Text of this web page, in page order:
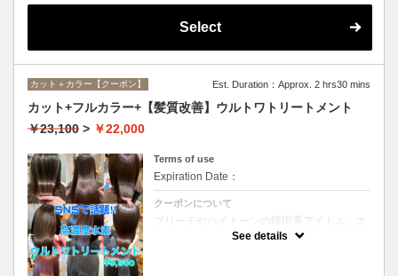
Select
カット＋カラー【クーポン】 Est. Duration：Approx. 2 hrs30 mins
カット+フルカラー+【髪質改善】ウルトワトリートメント
￥23,100 > ￥22,000
Terms of use
Expiration Date：
クーポンについて
ブリーチやハイトーンの韓国系アイドル、エ
イジング毛にお悩みの美魔女も夢中！全ての
世代、髪質、メニューに対応できる髪質改善
See details